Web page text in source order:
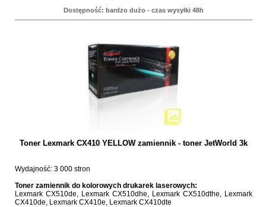
Dostępność: bardzo dużo - czas wysyłki 48h
Toner Lexmark CX410 YELLOW zamiennik - toner JetWorld 3k
Wydajność: 3 000 stron
Toner zamiennik do kolorowych drukarek laserowych:
Lexmark CX510de, Lexmark CX510dhe, Lexmark CX510dthe, Lexmark
CX410de, Lexmark CX410e, Lexmark CX410dte